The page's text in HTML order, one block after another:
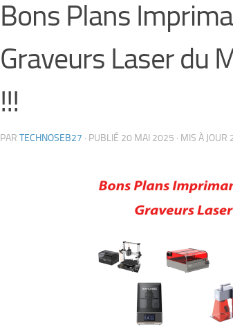
Bons Plans
Graveurs Laser du
!!!
PAR TECHNOSEB27 · PUBLIÉ 20 MAI 2025 · MIS À JOUR